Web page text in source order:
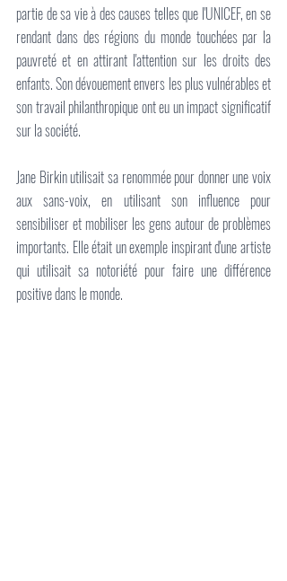
partie de sa vie à des causes telles que l'UNICEF, en se
rendant dans des régions du monde touchées par la
pauvreté et en attirant l'attention sur les droits des
enfants. Son dévouement envers les plus vulnérables et
son travail philanthropique ont eu un impact significatif
sur la société.
Jane Birkin utilisait sa renommée pour donner une voix
aux sans-voix, en utilisant son influence pour
sensibiliser et mobiliser les gens autour de problèmes
importants. Elle était un exemple inspirant d'une artiste
qui utilisait sa notoriété pour faire une différence
positive dans le monde.